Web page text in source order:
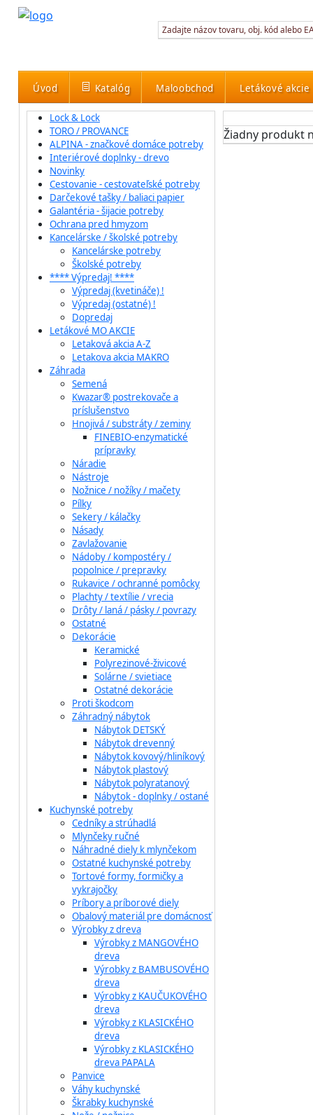
Úvod Katalóg Maloobchod Letákové akcie
Lock & Lock
TORO / PROVANCE
ALPINA - značkové domáce potreby
Interiérové doplnky - drevo
Novinky
Cestovanie - cestovateľské potreby
Darčekové tašky / baliaci papier
Galantéria - šijacie potreby
Ochrana pred hmyzom
Kancelárske / školské potreby
Kancelárske potreby
Školské potreby
**** Výpredaj! ****
Výpredaj (kvetináče) !
Výpredaj (ostatné) !
Dopredaj
Letákové MO AKCIE
Letaková akcia A-Z
Letakova akcia MAKRO
Záhrada
Semená
Kwazar® postrekovače a
príslušenstvo
Hnojivá / substráty / zeminy
FINEBIO-enzymatické
prípravky
Náradie
Nástroje
Nožnice / nožíky / mačety
Pílky
Sekery / kálačky
Násady
Zavlažovanie
Nádoby / kompostéry /
popolnice / prepravky
Rukavice / ochranné pomôcky
Plachty / textílie / vrecia
Drôty / laná / pásky / povrazy
Ostatné
Dekorácie
Keramické
Polyrezinové-živicové
Solárne / svietiace
Ostatné dekorácie
Proti škodcom
Záhradný nábytok
Nábytok DETSKÝ
Nábytok drevenný
Nábytok kovový/hliníkový
Nábytok plastový
Nábytok polyratanový
Nábytok - doplnky / ostané
Kuchynské potreby
Cedníky a strúhadlá
Mlynčeky ručné
Náhradné diely k mlynčekom
Ostatné kuchynské potreby
Tortové formy, formičky a
vykrajočky
Príbory a príborové diely
Obalový materiál pre domácnosť
Výrobky z dreva
Výrobky z MANGOVÉHO
dreva
Výrobky z BAMBUSOVÉHO
dreva
Výrobky z KAUČUKOVÉHO
dreva
Výrobky z KLASICKÉHO
dreva
Výrobky z KLASICKÉHO
dreva PAPALA
Panvice
Váhy kuchynské
Škrabky kuchynské
Žiadny produkt